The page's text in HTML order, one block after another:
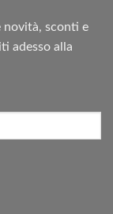
novità, sconti e
adesso alla